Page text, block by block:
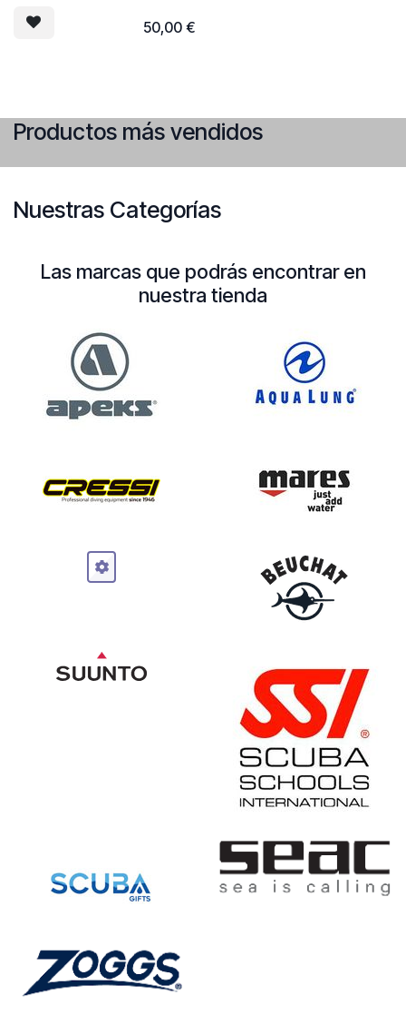
50,00€
Productos más vendidos
Nuestras Categorías
Las marcas que podrás encontrar en
nuestra tienda